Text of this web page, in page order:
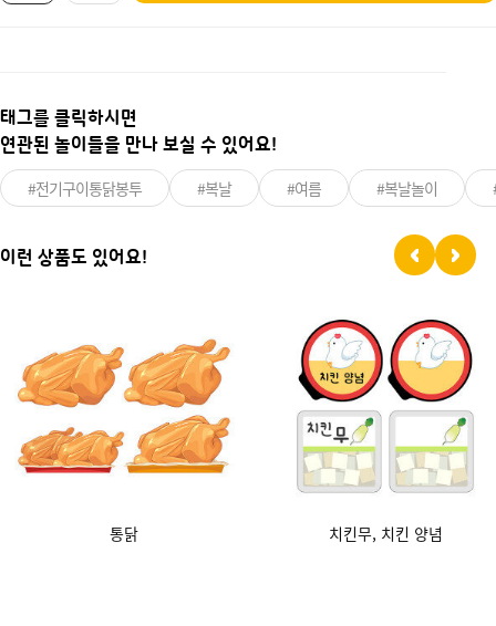
태그를 클릭하시면
연관된 놀이들을 만나 보실 수 있어요!
#전기구이통닭봉투 #복날 #여름 #복날놀이
이런 상품도 있어요!
통닭 치킨무, 치킨 양념